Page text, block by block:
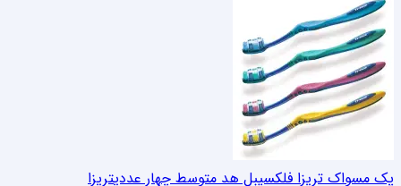
پک مسواک تریزا فلکسیبل هد متوسط چهار عددیتریزا